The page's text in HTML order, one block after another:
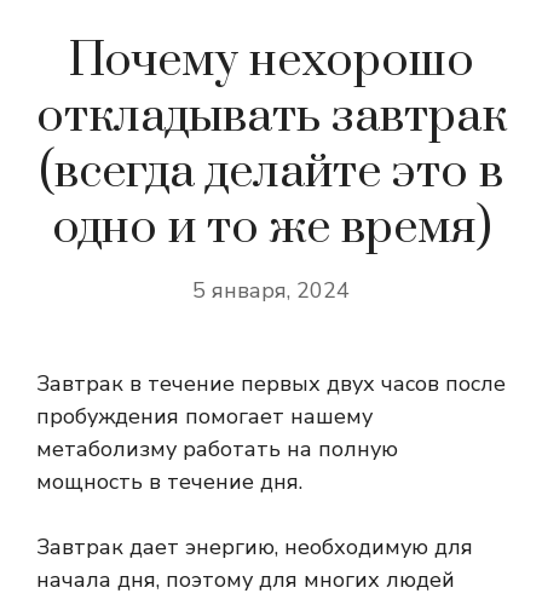
Почему нехорошо
откладывать завтрак
(всегда делайте это в
одно и то же время)
5 января, 2024
Завтрак в течение первых двух часов после
пробуждения помогает нашему
метаболизму работать на полную
мощность в течение дня.
Завтрак дает энергию, необходимую для
начала дня, поэтому для многих людей